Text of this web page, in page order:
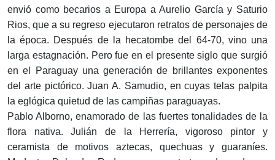
envió como becarios a Europa a Aurelio García y Saturio
Rios, que a su regreso ejecutaron retratos de personajes de
la época. Después de la hecatombe del 64-70, vino una
larga estagnación. Pero fue en el presente siglo que surgió
en el Paraguay una generación de brillantes exponentes
del arte pictórico. Juan A. Samudio, en cuyas telas palpita
la eglógica quietud de las campiñas paraguayas.
Pablo Alborno, enamorado de las fuertes tonalidades de la
flora nativa. Julián de la Herrería, vigoroso pintor y
ceramista de motivos aztecas, quechuas y guaraníes.